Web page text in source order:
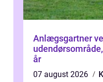
Anlægsgartner vejle sådan får
år
07 august 2026